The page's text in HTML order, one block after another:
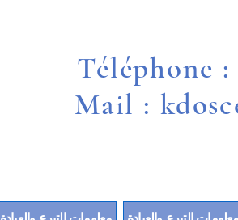
Téléphone :
Mail :